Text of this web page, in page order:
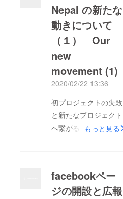
Nepal の新たな
動きについて
（１） Our
new
movement (1)
2020/02/22 13:36
初プロジェクトの失敗
と新たなプロジェクト
へ繋がる動きThe
project 「ネパールの
人たちに”夢”を与える
もっと見る
facebookペー
ジの開設と広報